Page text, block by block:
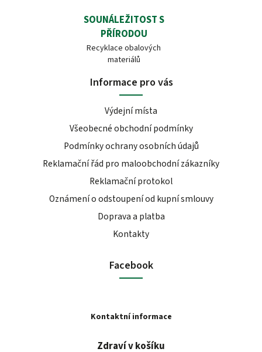
SOUNÁLEŽITOST S
PŘÍRODOU
Recyklace obalových
materiálů
Informace pro vás
Výdejní místa
Všeobecné obchodní podmínky
Podmínky ochrany osobních údajů
Reklamační řád pro maloobchodní zákazníky
Reklamační protokol
Oznámení o odstoupení od kupní smlouvy
Doprava a platba
Kontakty
Facebook
Kontaktní informace
Zdraví v košíku